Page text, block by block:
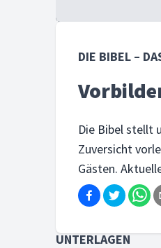
DIE BIBEL –
Die Bibel stellt
Zuversicht
Gästen.
UNTERLAGEN